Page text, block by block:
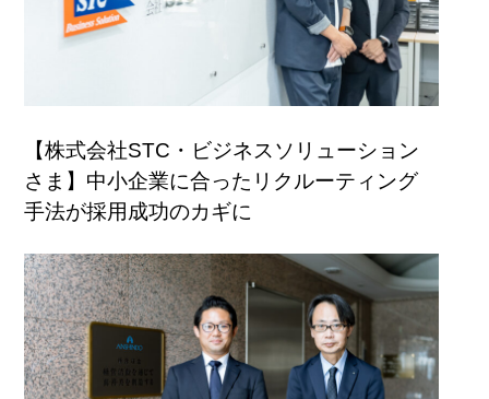
【株式会社STC・ビジネスソリューション
さま】中小企業に合ったリクルーティング
手法が採用成功のカギに